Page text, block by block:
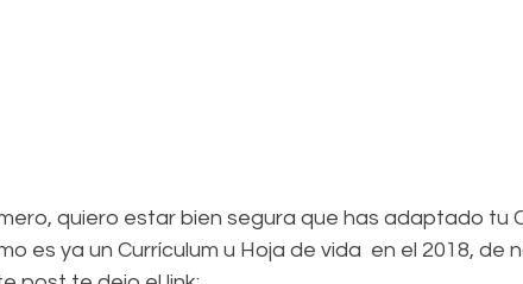
quiero estar bien segura que has adaptado tu
es ya un Currículum u Hoja de vida  en el 2018, de